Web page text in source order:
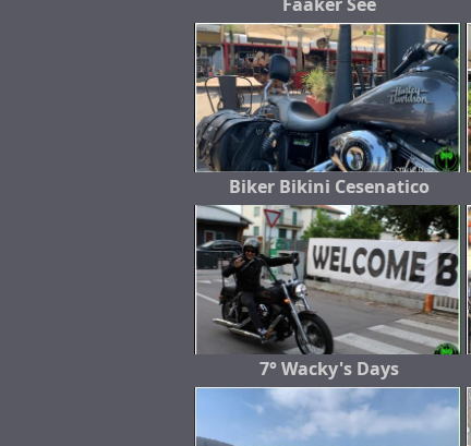
Biker Bikini Cesenatico
7° Wacky's Days